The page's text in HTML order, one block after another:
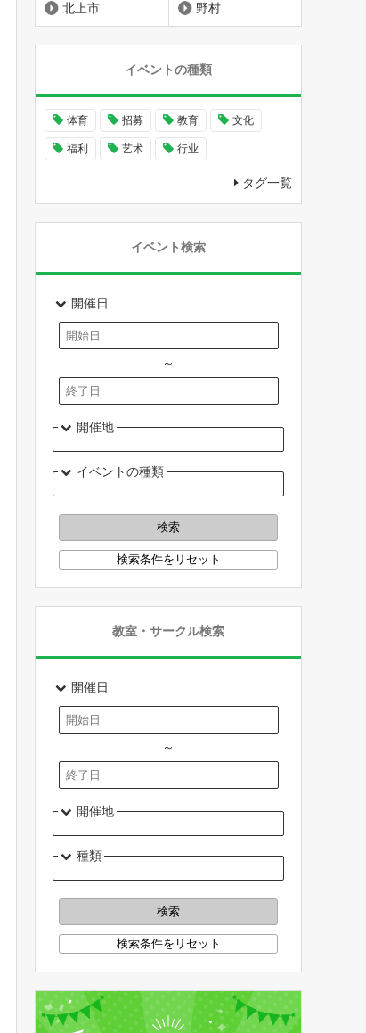
北上市 野村
イベントの種類
体育 招募 教育 文化
福利 艺术 行业
タグ一覧
イベント検索
開催日
～
開催地
イベントの種類
教室・サークル検索
開催日
～
開催地
種類